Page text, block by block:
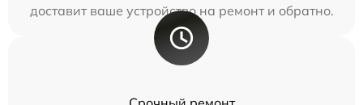
доставит ваше устройство на ремонт и обратно.